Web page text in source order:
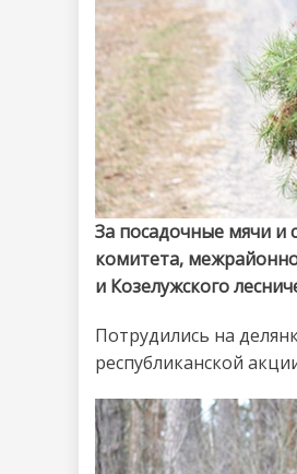
За посадочные мячи и
комитета,
и Козелужского
Потрудились на
республиканской